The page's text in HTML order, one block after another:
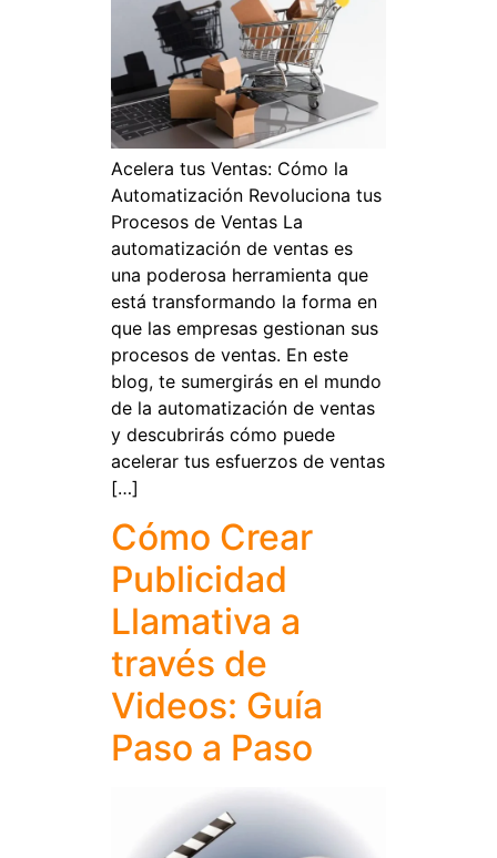
Acelera tus Ventas: Cómo la
Automatización Revoluciona tus
Procesos de Ventas La
automatización de ventas es
una poderosa herramienta que
está transformando la forma en
que las empresas gestionan sus
procesos de ventas. En este
blog, te sumergirás en el mundo
de la automatización de ventas
y descubrirás cómo puede
acelerar tus esfuerzos de ventas
[…]
Cómo Crear
Publicidad
Llamativa a
través de
Videos: Guía
Paso a Paso